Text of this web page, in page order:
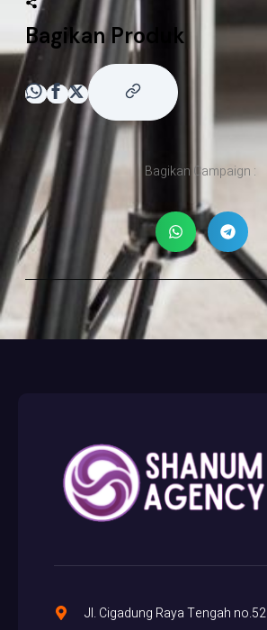
Bagikan Produk
Bagikan Campaign :
Jl. Cigadung Raya Tengah no.52